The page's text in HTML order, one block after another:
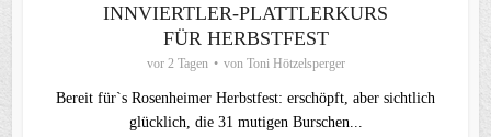
INNVIERTLER-PLATTLERKURS
FÜR HERBSTFEST
vor 2 Tagen von Toni Hötzelsperger
Bereit für`s Rosenheimer Herbstfest: erschöpft, aber sichtlich
glücklich, die 31 mutigen Burschen...